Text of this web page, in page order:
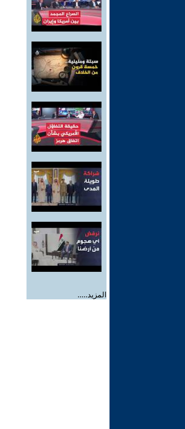
المزيد.....